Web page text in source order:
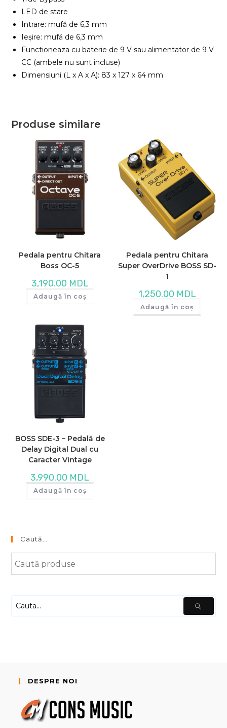
LED de stare
Intrare: mufă de 6,3 mm
Ieșire: mufă de 6,3 mm
Functioneaza cu baterie de 9 V sau alimentator de 9 V
CC (ambele nu sunt incluse)
Dimensiuni (L x A x A): 83 x 127 x 64 mm
Produse similare
Pedala pentru Chitara
Boss OC-5
3,190.00 MDL
Adaugă în coș
Pedala pentru Chitara
Super OverDrive BOSS SD-
1
1,250.00 MDL
Adaugă în coș
BOSS SDE-3 – Pedală de
Delay Digital Dual cu
Caracter Vintage
3,990.00 MDL
Adaugă în coș
Caută…
DESPRE NOI